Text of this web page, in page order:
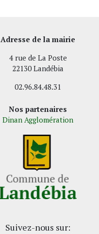
Adresse de la mairie
4 rue de La Poste
22130 Landébia
02.96.84.48.31
Nos partenaires
Dinan Agglomération
Suivez-nous sur: